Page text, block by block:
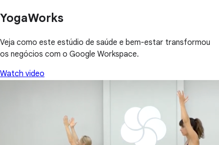
YogaWorks
Veja como este estúdio de saúde e bem-estar transformou
os negócios com o Google Workspace.
Watch video